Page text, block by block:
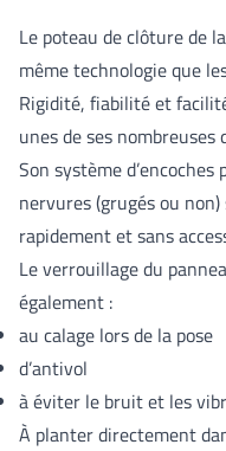
Le poteau de clôture de
même technologie que
Rigidité, fiabilité et
unes de ses nombreuses
Son système
nervures (grugés ou
rapidement et sans
Le verrouillage du
également :
au calage lors de la pose
d’antivol
à éviter le bruit et les
À planter directement